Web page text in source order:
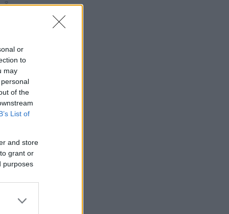
or
to
may
of the
List of
and store
grant or
purposes